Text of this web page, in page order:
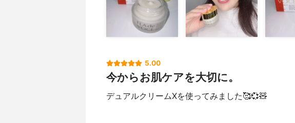
5.00
今からお肌ケアを大切に。
デュアルクリームXを使ってみました🥰💞🧸